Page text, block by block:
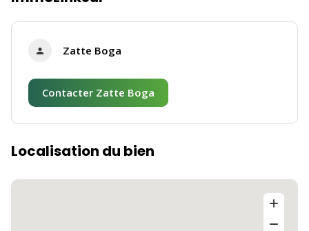
Zatte Boga
Contacter Zatte Boga
Localisation du bien